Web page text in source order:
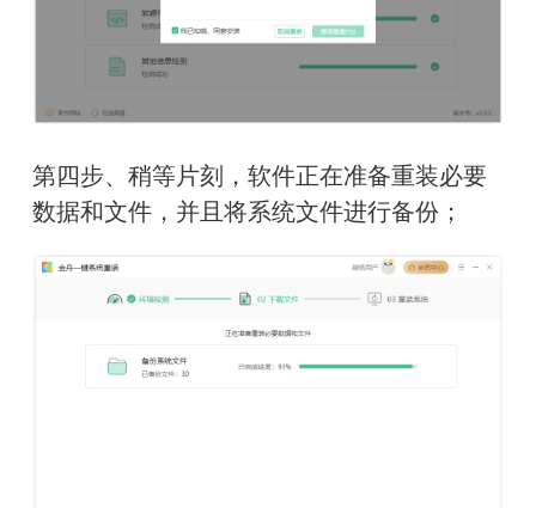
第四步、稍等片刻，软件正在准备重装必要
数据和文件，并且将系统文件进行备份 ；